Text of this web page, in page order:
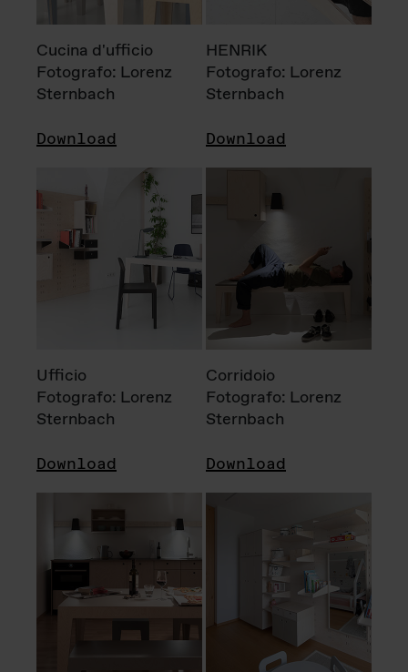
Cucina d'ufficio
Fotografo: Lorenz
Sternbach
Download
HENRIK
Fotografo: Lorenz
Sternbach
Download
Ufficio
Fotografo: Lorenz
Sternbach
Download
Corridoio
Fotografo: Lorenz
Sternbach
Download